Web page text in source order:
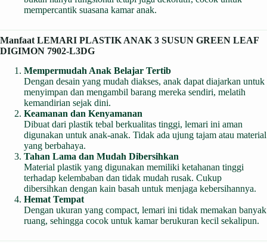
mempercantik suasana kamar anak.
Manfaat LEMARI PLASTIK ANAK 3 SUSUN GREEN LEAF
DIGIMON 7902-L3DG
Mempermudah Anak Belajar Tertib
Dengan desain yang mudah diakses, anak dapat diajarkan untuk
menyimpan dan mengambil barang mereka sendiri, melatih
kemandirian sejak dini.
Keamanan dan Kenyamanan
Dibuat dari plastik tebal berkualitas tinggi, lemari ini aman
digunakan untuk anak-anak. Tidak ada ujung tajam atau material
yang berbahaya.
Tahan Lama dan Mudah Dibersihkan
Material plastik yang digunakan memiliki ketahanan tinggi
terhadap kelembaban dan tidak mudah rusak. Cukup
dibersihkan dengan kain basah untuk menjaga kebersihannya.
Hemat Tempat
Dengan ukuran yang compact, lemari ini tidak memakan banyak
ruang, sehingga cocok untuk kamar berukuran kecil sekalipun.